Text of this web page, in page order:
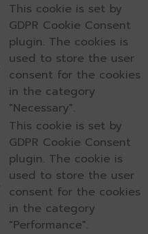
This cookie is set by
GDPR Cookie Consent
plugin. The cookies is
used to store the user
consent for the cookies
in the category
"Necessary".
This cookie is set by
GDPR Cookie Consent
plugin. The cookie is
used to store the user
consent for the cookies
in the category
"Performance".